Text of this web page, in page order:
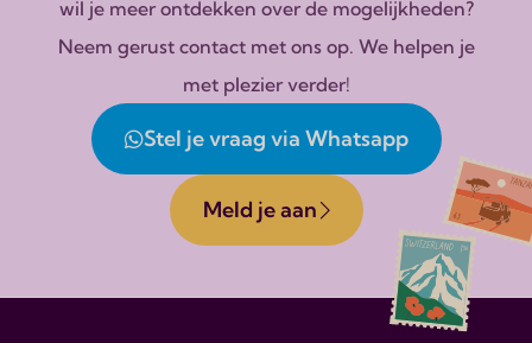
wil je meer ontdekken over de mogelijkheden?
Neem gerust contact met ons op. We helpen je
met plezier verder!
Stel je vraag via Whatsapp
Meld je aan